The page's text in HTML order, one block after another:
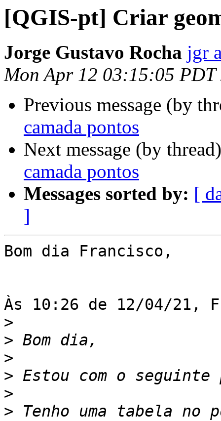
[QGIS-pt] Criar
Jorge Gustavo Rocha jgr
Mon Apr 12 03:15:05 PDT
Previous message (by
camada pontos
Next message (by
camada pontos
Messages sorted by: [
]
Bom dia Francisco,
Às 10:26 de 12/04/21,
>
>
>
>
>
> Tenho uma tabela no